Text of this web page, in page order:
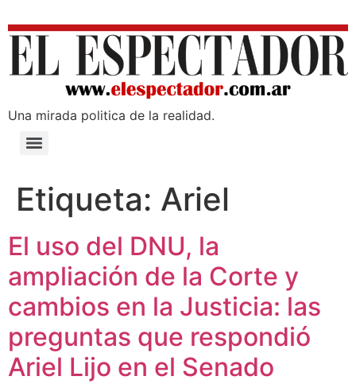
Una mirada poli­tica de la realidad.
Etiqueta: Ariel
El uso del DNU, la
ampliación de la Corte y
cambios en la Justicia: las
preguntas que respondió
Ariel Lijo en el Senado